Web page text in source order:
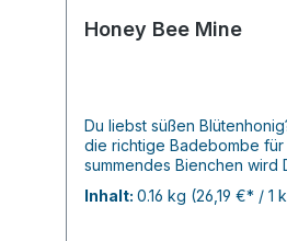
Honey Bee Mine
Du liebst süßen
die richtige Badebombe für
summendes Bienchen wird
erobern und Körper und
Die reinen ätherischen Öle
Inhalt: 0.16 kg (26,19 €* / 1